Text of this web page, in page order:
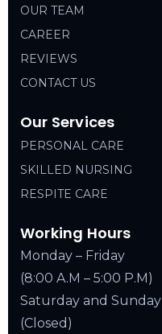
OUR TEAM
CAREER
REVIEWS
CONTACT US
Our Services
PERSONAL CARE
SKILLED NURSING
RESPITE CARE
Working Hours
Monday – Friday
(8:00 A.M – 5:00 P.M)
Saturday and Sunday
(Closed)